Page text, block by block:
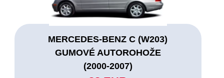
MERCEDES-BENZ C (W203)
GUMOVÉ AUTOROHOŽE
(2000-2007)